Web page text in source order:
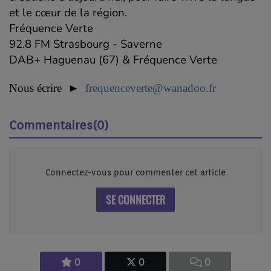
0 0 0
et le cœur de la région.
Fréquence Verte
92.8 FM Strasbourg - Saverne
DAB+ Haguenau (67) & Fréquence Verte
Nous écrire ► frequenceverte@wanadoo.fr
Commentaires(0)
Connectez-vous pour commenter cet article
SE CONNECTER